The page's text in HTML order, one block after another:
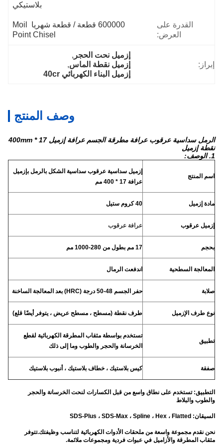
بلاستيكي
القدرة على
العرض:
600000 قطعة / قطعة شهريا Moil
Point Chisel
إبراز:
إزميل نحت الحجر,
إزميل نقطة الماس ,
إزميل البناء الكهربائي 40cr
وصف المنتج
الرمل سداسية عرقوب عرافة مطرقة الجسم عرافة إزميل 17 * 400mm
نقطة إزميل
اسم المنتج
إزميل سداسية عرقوب سداسية الشكل بالرمل بإزميل
عرافة 17 * 400 مم
مادة إزميل 40 كروم ستيل
إزميل عرقوب عرافة عرقوب
بحجم 17 مم بطول من 280-1000 مم
المعالجة السطحية اندفعت الرمال
صلابة حفر الجسم 48-50 درجة (HRC) بعد المعالجة الساخنة
نوع طرف الإزميل طرف نقطة (مسطح ، مسطح عريض ، يتوفر أيضًا قلع)
تطبيق
تستخدم بواسطة مثقاب المطرقة الكهربائية لقطع
الخرسانة والحجر والطوب وما إلى ذلك
صفقة كيس بلاستيك ، خطاف بلاستيك ، أنبوب بلاستيك
التطبيق: تستخدم على نطاق واسع من قبل الكسارات لنحت الخرسانة والحجر
والطوب والبلاط
السيقان: SDS-Plus ، SDS-Max ، Spline ، Hex ، Flatted
نحن نقدم مجموعة واسعة من ملحقات الأدوات الكهربائية لتناسب وظيفتك.تتوفر
مثقاب المطرقة والأزاميل في عبوات فردية ومجموعات ملائمة.